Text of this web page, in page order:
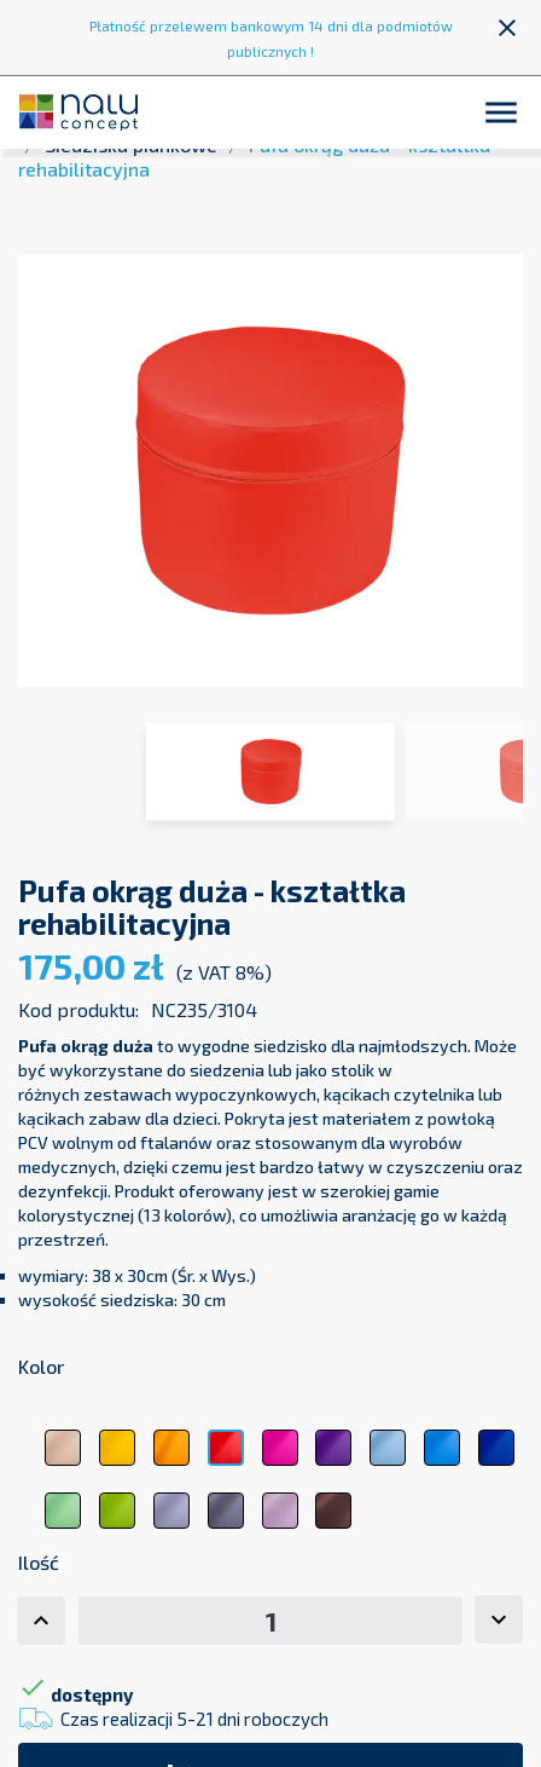
Płatność przelewem bankowym 14 dni dla podmiotów
publicznych !
close

Strona główna
Pufy i siedziska
Siedziska piankowe
Pufa okrąg duża - kształtka
rehabilitacyjna
Pufa okrąg duża - kształtka
rehabilitacyjna
175,00 zł (z VAT 8%)
Kod produktu:
NC235/3104
Pufa okrąg duża to wygodne siedzisko dla najmłodszych. Może
być wykorzystane do siedzenia lub jako stolik w
różnych zestawach wypoczynkowych, kącikach czytelnika lub
kącikach zabaw dla dzieci. Pokryta jest materiałem z powłoką
PCV wolnym od ftalanów oraz stosowanym dla wyrobów
medycznych, dzięki czemu jest bardzo łatwy w czyszczeniu oraz
dezynfekcji. Produkt oferowany jest w szerokiej gamie
kolorystycznej (13 kolorów), co umożliwia aranżację go w każdą
przestrzeń.
wymiary: 38 x 30cm (Śr. x Wys.)
wysokość siedziska: 30 cm
Kolor
beżowy
1044
żółty
1123
pomarańczowy
1017
czerwony
3104
różowy
3333
fioletowy
5161
błękitny
5348
5154
jasnozielony
6156
zielony
6248
jasnoszary
7000
ciemnoszary
7107
pastelowy
róż
brązowy
8017
Ilość
 dostępny
Czas realizacji 5-21 dni roboczych